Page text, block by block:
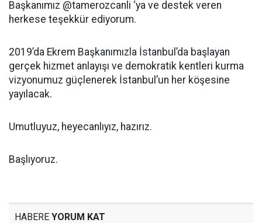
Başkanımız @tamerozcanli ‘ya ve destek veren
herkese teşekkür ediyorum.
2019’da Ekrem Başkanımızla İstanbul’da başlayan
gerçek hizmet anlayışı ve demokratik kentleri kurma
vizyonumuz güçlenerek İstanbul’un her köşesine
yayılacak.
Umutluyuz, heyecanlıyız, hazırız.
Başlıyoruz.
HABERE YORUM KAT